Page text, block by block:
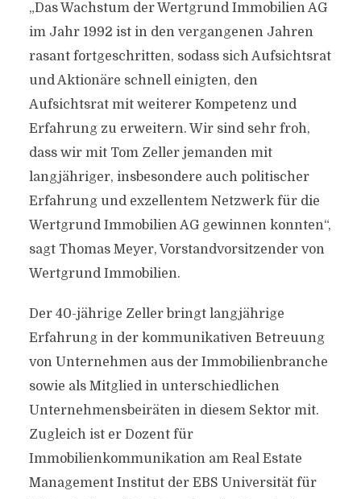
„Das Wachstum der Wertgrund Immobilien AG
im Jahr 1992 ist in den vergangenen Jahren
rasant fortgeschritten, sodass sich Aufsichtsrat
und Aktionäre schnell einigten, den
Aufsichtsrat mit weiterer Kompetenz und
Erfahrung zu erweitern. Wir sind sehr froh,
dass wir mit Tom Zeller jemanden mit
langjähriger, insbesondere auch politischer
Erfahrung und exzellentem Netzwerk für die
Wertgrund Immobilien AG gewinnen konnten“,
sagt Thomas Meyer, Vorstandvorsitzender von
Wertgrund Immobilien.
Der 40-jährige Zeller bringt langjährige
Erfahrung in der kommunikativen Betreuung
von Unternehmen aus der Immobilienbranche
sowie als Mitglied in unterschiedlichen
Unternehmensbeiräten in diesem Sektor mit.
Zugleich ist er Dozent für
Immobilienkommunikation am Real Estate
Management Institut der EBS Universität für